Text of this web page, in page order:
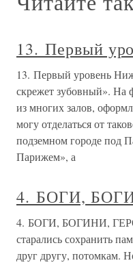
13. Первый
13. Первый уровень
скрежет зубовный». На
из многих залов,
могу отделаться от
подземном городе под
Парижем», а
4. БОГИ,
4. БОГИ, БОГИНИ,
старались сохранить
друг другу, потомкам.